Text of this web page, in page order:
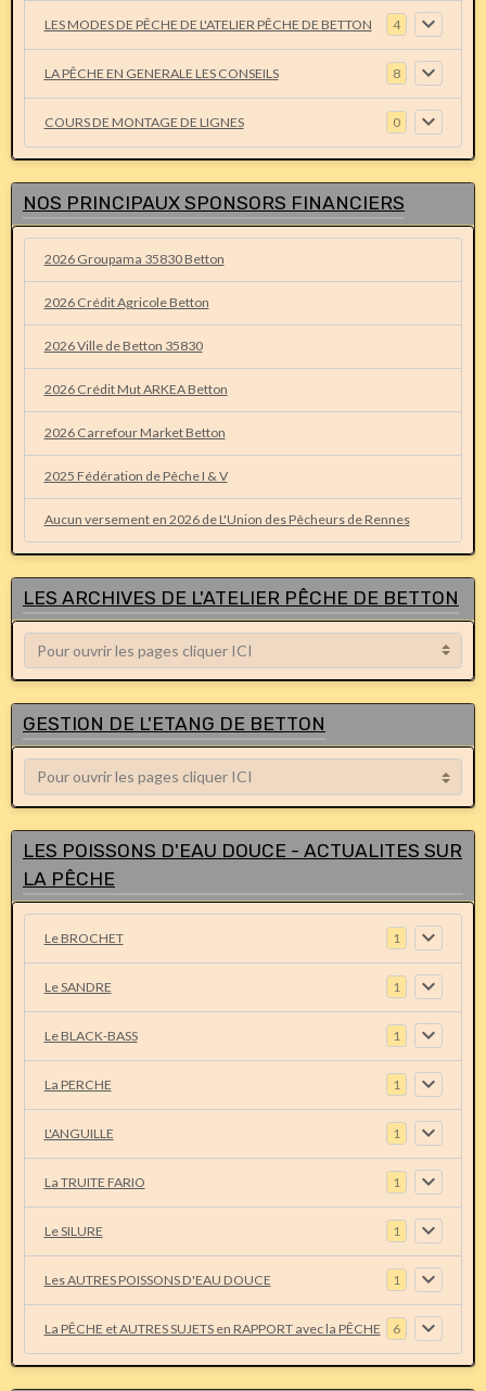
LES MODES DE PÊCHE DE L'ATELIER PÊCHE DE BETTON 4
LA PÊCHE EN GENERALE LES CONSEILS 8
COURS DE MONTAGE DE LIGNES 0
NOS PRINCIPAUX SPONSORS FINANCIERS
2026 Groupama 35830 Betton
2026 Crédit Agricole Betton
2026 Ville de Betton 35830
2026 Crédit Mut ARKEA Betton
2026 Carrefour Market Betton
2025 Fédération de Pêche I & V
Aucun versement en 2026 de L'Union des Pêcheurs de Rennes
LES ARCHIVES DE L'ATELIER PÊCHE DE BETTON
GESTION DE L'ETANG DE BETTON
LES POISSONS D'EAU DOUCE - ACTUALITES SUR
LA PÊCHE
Le BROCHET 1
Le SANDRE 1
Le BLACK-BASS 1
La PERCHE 1
L'ANGUILLE 1
La TRUITE FARIO 1
Le SILURE 1
Les AUTRES POISSONS D'EAU DOUCE 1
La PÊCHE et AUTRES SUJETS en RAPPORT avec la PÊCHE 6